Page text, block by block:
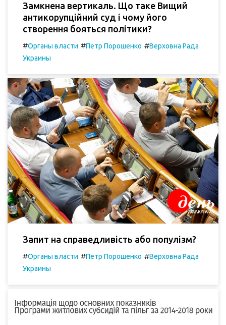
Замкнена вертикаль. Що таке Вищий
антикорупційний суд і чому його
створення бояться політики?
#Органы власти #Петр Порошенко #Верховна Рада
Украины
Запит на справедливість або популізм?
#Органы власти #Петр Порошенко #Верховна Рада
Украины